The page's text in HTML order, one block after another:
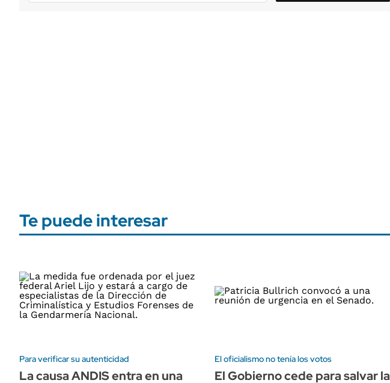
Te puede interesar
Para verificar su autenticidad
La causa ANDIS entra en una
El oficialismo no tenía los votos
El Gobierno cede para salvar la